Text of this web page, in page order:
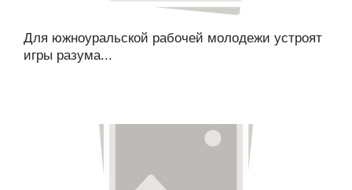
Для южноуральской рабочей молодежи устроят
игры разума...